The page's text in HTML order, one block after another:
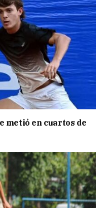
metió en cuartos de